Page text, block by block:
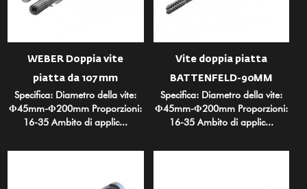
WEBER Doppia vite
piatta da 107 mm
Specifica: Diametro della vite:
Φ45mm-Φ200mm Proporzioni:
16-35 Ambito di applic...
Vite doppia piatta
BATTENFELD-90MM
Specifica: Diametro della vite:
Φ45mm-Φ200mm Proporzioni:
16-35 Ambito di applic...